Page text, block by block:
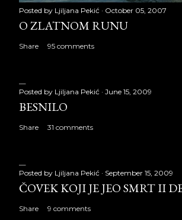
Posted by Ljiljana Pekić October 05, 2007
O ZLATNOM RUNU
Share 95 comments
Posted by Ljiljana Pekić June 15, 2009
BESNILO
Share 31 comments
Posted by Ljiljana Pekić September 15, 2009
ČOVEK KOJI JE JEO SMRT II
Share 9 comments